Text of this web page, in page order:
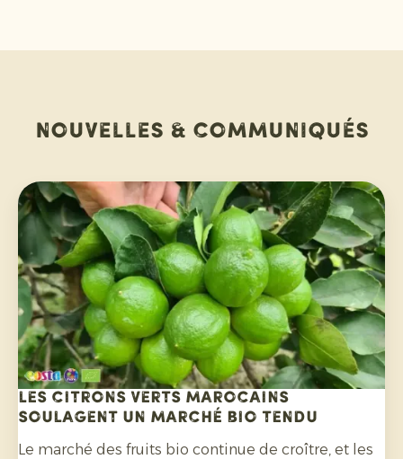
Nouvelles & communiqués
Les citrons verts marocains
soulagent un marché bio tendu
Le marché des fruits bio continue de croître, et les